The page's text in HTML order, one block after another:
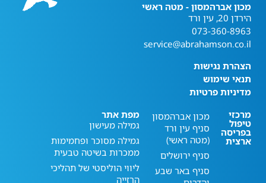
מכון אברהמסון - מטה ראשי
הירדן 20, עין ורד
073-360-8963
service@abrahamson.co.il
הצהרת נגישות
תנאי שימוש
מדיניות פרטיות
מרכזי
טיפול
בפריסה
ארצית
מכון אברהמסון
סניף עין ורד
(מטה ראשי)
סניף ירושלים
סניף באר שבע
מפת אתר
גמילה מעישון
גמילה מסוכר ופחמימות
ממכרות בשיטה טבעית
ליווי הוליסטי של תהליכי
הרזייה